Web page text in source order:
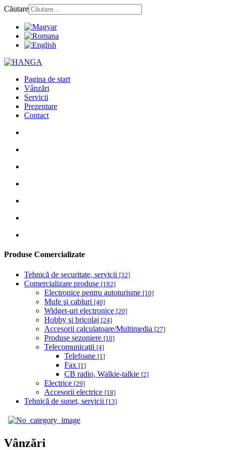
Căutare
Pagina de start
Vânzări
Servicii
Prezentare
Contact
Produse Comercializate
Tehnică de securitate, servicii [32]
Comercializare produse [182]
Electronice pentru autoturisme [10]
Mufe şi cabluri [40]
Widget-uri electronice [20]
Hobby şi bricolaj [24]
Accesorii calculatoare/Multimedia [27]
Produse sezoniere [10]
Telecomunicaţii [4]
Telefoane [1]
Fax [1]
CB radio, Walkie-talkie [2]
Electrice [29]
Accesorii electrice [18]
Tehnică de sunet, servicii [13]
Vânzări